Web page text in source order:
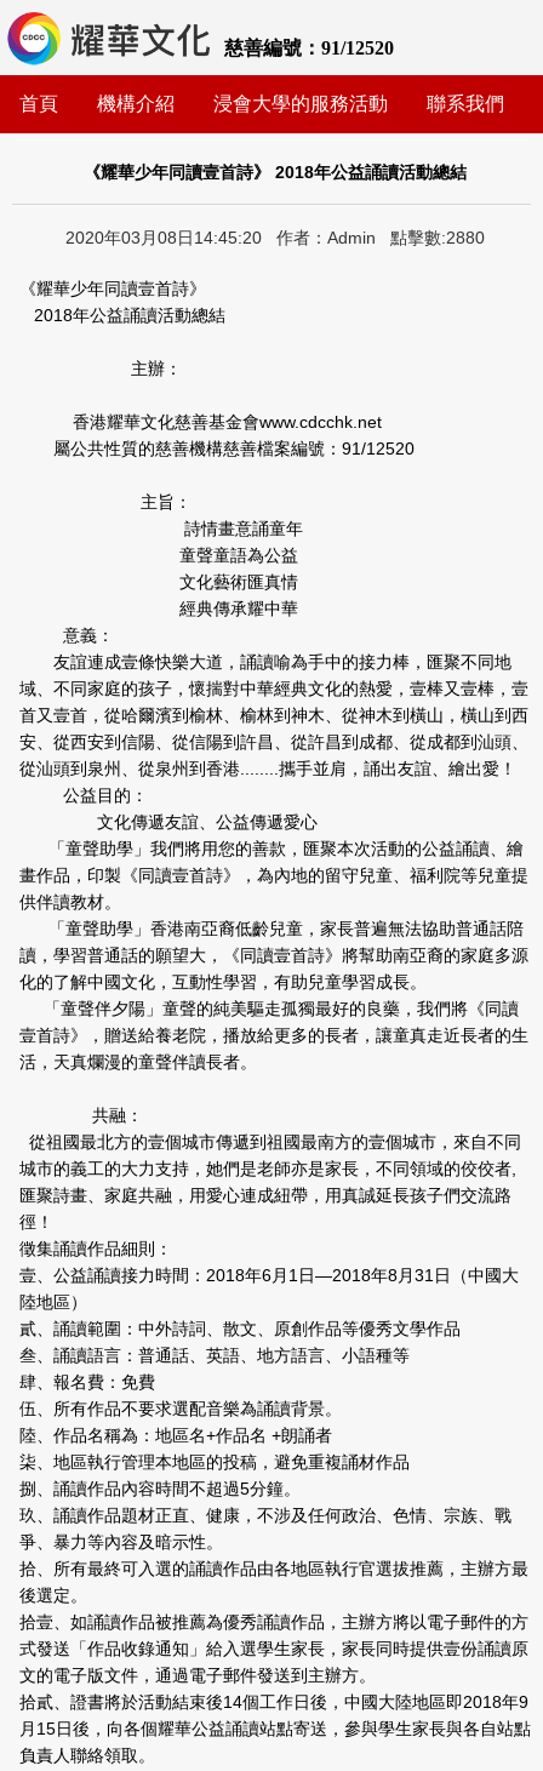
慈善編號：91/12520
首頁 機構介紹 浸會大學的服務活動 聯系我們
《耀華少年同讀壹首詩》 2018年公益誦讀活動總結
2020年03月08日14:45:20 作者：Admin 點擊數:2880
《耀華少年同讀壹首詩》
2018年公益誦讀活動總結
主辦：
香港耀華文化慈善基金會www.cdcchk.net
屬公共性質的慈善機構慈善檔案編號：91/12520
主旨：
詩情畫意誦童年
童聲童語為公益
文化藝術匯真情
經典傳承耀中華
意義：
友誼連成壹條快樂大道，誦讀喻為手中的接力棒，匯聚不同地
域、不同家庭的孩子，懷揣對中華經典文化的熱愛，壹棒又壹棒，壹
首又壹首，從哈爾濱到榆林、榆林到神木、從神木到橫山，橫山到西
安、從西安到信陽、從信陽到許昌、從許昌到成都、從成都到汕頭、
從汕頭到泉州、從泉州到香港........攜手並肩，誦出友誼、繪出愛！
公益目的：
文化傳遞友誼、公益傳遞愛心
「童聲助學」我們將用您的善款，匯聚本次活動的公益誦讀、繪
畫作品，印製《同讀壹首詩》，為內地的留守兒童、福利院等兒童提
供伴讀教材。
「童聲助學」香港南亞裔低齡兒童，家長普遍無法協助普通話陪
讀，學習普通話的願望大，《同讀壹首詩》將幫助南亞裔的家庭多源
化的了解中國文化，互動性學習，有助兒童學習成長。
「童聲伴夕陽」童聲的純美驅走孤獨最好的良藥，我們將《同讀
壹首詩》，贈送給養老院，播放給更多的長者，讓童真走近長者的生
活，天真爛漫的童聲伴讀長者。
共融：
從祖國最北方的壹個城市傳遞到祖國最南方的壹個城市，來自不同
城市的義工的大力支持，她們是老師亦是家長，不同領域的佼佼者,
匯聚詩畫、家庭共融，用愛心連成紐帶，用真誠延長孩子們交流路
徑！
徵集誦讀作品細則：
壹、公益誦讀接力時間：2018年6月1日—2018年8月31日（中國大
陸地區）
貳、誦讀範圍：中外詩詞、散文、原創作品等優秀文學作品
叁、誦讀語言：普通話、英語、地方語言、小語種等
肆、報名費：免費
伍、所有作品不要求選配音樂為誦讀背景。
陸、作品名稱為：地區名+作品名 +朗誦者
柒、地區執行管理本地區的投稿，避免重複誦材作品
捌、誦讀作品內容時間不超過5分鐘。
玖、誦讀作品題材正直、健康，不涉及任何政治、色情、宗族、戰
爭、暴力等內容及暗示性。
拾、所有最終可入選的誦讀作品由各地區執行官選拔推薦，主辦方最
後選定。
拾壹、如誦讀作品被推薦為優秀誦讀作品，主辦方將以電子郵件的方
式發送「作品收錄通知」給入選學生家長，家長同時提供壹份誦讀原
文的電子版文件，通過電子郵件發送到主辦方。
拾貳、證書將於活動結束後14個工作日後，中國大陸地區即2018年9
月15日後，向各個耀華公益誦讀站點寄送，參與學生家長與各自站點
負責人聯絡領取。